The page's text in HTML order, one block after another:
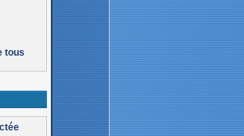
tous